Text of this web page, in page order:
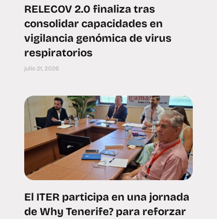
RELECOV 2.0 finaliza tras
consolidar capacidades en
vigilancia genómica de virus
respiratorios
julio 21, 2026
El ITER participa en una jornada
de Why Tenerife? para reforzar